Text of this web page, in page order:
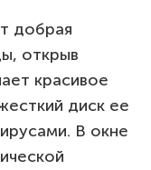
добрая
открыв
красивое
диск ее
В окне